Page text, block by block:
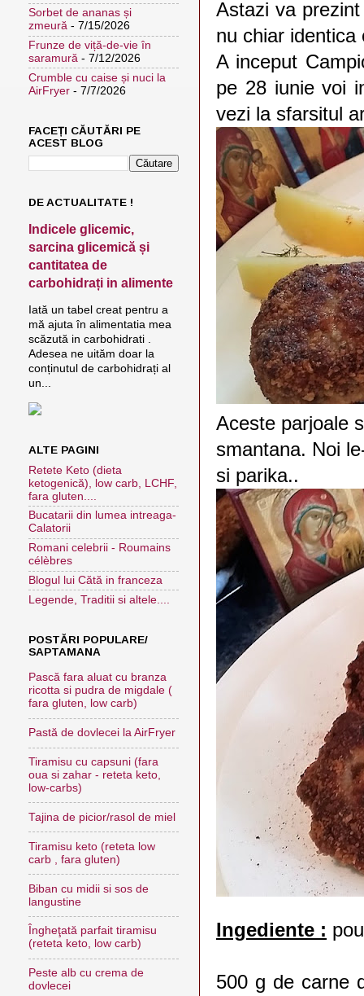
Astazi va
nu chiar identica
A inceput
pe 28 iunie voi
vezi la sfarsitul
Aceste parjoale
smantana. Noi
si parika..
Ingediente :
500 g de carne
Sorbet de ananas și
zmeură - 7/15/2026
Frunze de viță-de-vie în
saramură - 7/12/2026
Crumble cu caise și nuci la
AirFryer - 7/7/2026
FACEȚI CĂUTĂRI PE
ACEST BLOG
DE ACTUALITATE !
Indicele glicemic,
sarcina glicemică și
cantitatea de
carbohidrați in alimente
Iată un tabel creat pentru a
mă ajuta în alimentatia mea
scăzută in carbohidrati .
Adesea ne uităm doar la
conținutul de carbohidrați al
un...
ALTE PAGINI
Retete Keto (dieta
ketogenică), low carb, LCHF,
fara gluten....
Bucatarii din lumea intreaga-
Calatorii
Romani celebrii - Roumains
célèbres
Blogul lui Cătă in franceza
Legende, Traditii si altele....
POSTĂRI POPULARE/
SAPTAMANA
Pască fara aluat cu branza
ricotta si pudra de migdale (
fara gluten, low carb)
Pastă de dovlecei la AirFryer
Tiramisu cu capsuni (fara
oua si zahar - reteta keto,
low-carbs)
Tajina de picior/rasol de miel
Tiramisu keto (reteta low
carb , fara gluten)
Biban cu midii si sos de
langustine
Îngheţată parfait tiramisu
(reteta keto, low carb)
Peste alb cu crema de
dovlecei